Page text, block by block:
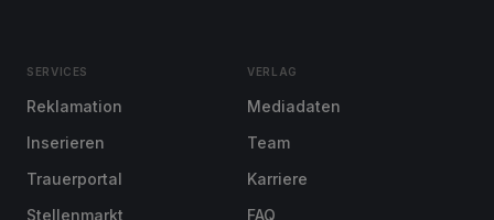
SERVICES
Reklamation
Inserieren
Trauerportal
Stellenmarkt
VERLAG
Mediadaten
Team
Karriere
FAQ